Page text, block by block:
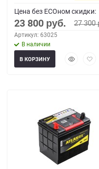
Цена без ECOном скидки:
23 800 руб. 27 300
Артикул: 63025
В наличии
Быстрый
В КОРЗИНУ